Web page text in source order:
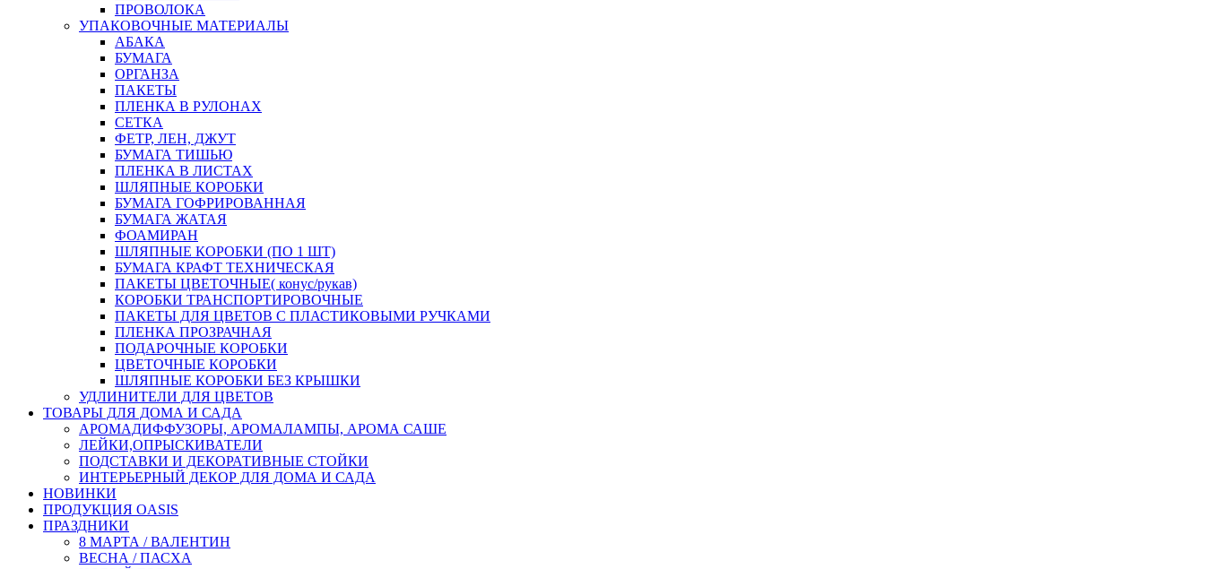
ПРОВОЛОКА
УПАКОВОЧНЫЕ МАТЕРИАЛЫ
АБАКА
БУМАГА
ОРГАНЗА
ПАКЕТЫ
ПЛЕНКА В РУЛОНАХ
СЕТКА
ФЕТР, ЛЕН, ДЖУТ
БУМАГА ТИШЬЮ
ПЛЕНКА В ЛИСТАХ
ШЛЯПНЫЕ КОРОБКИ
БУМАГА ГОФРИРОВАННАЯ
БУМАГА ЖАТАЯ
ФОАМИРАН
ШЛЯПНЫЕ КОРОБКИ (ПО 1 ШТ)
БУМАГА КРАФТ ТЕХНИЧЕСКАЯ
ПАКЕТЫ ЦВЕТОЧНЫЕ( конус/рукав)
КОРОБКИ ТРАНСПОРТИРОВОЧНЫЕ
ПАКЕТЫ ДЛЯ ЦВЕТОВ С ПЛАСТИКОВЫМИ РУЧКАМИ
ПЛЕНКА ПРОЗРАЧНАЯ
ПОДАРОЧНЫЕ КОРОБКИ
ЦВЕТОЧНЫЕ КОРОБКИ
ШЛЯПНЫЕ КОРОБКИ БЕЗ КРЫШКИ
УДЛИНИТЕЛИ ДЛЯ ЦВЕТОВ
ТОВАРЫ ДЛЯ ДОМА И САДА
АРОМАДИФФУЗОРЫ, АРОМАЛАМПЫ, АРОМА САШЕ
ЛЕЙКИ,ОПРЫСКИВАТЕЛИ
ПОДСТАВКИ И ДЕКОРАТИВНЫЕ СТОЙКИ
ИНТЕРЬЕРНЫЙ ДЕКОР ДЛЯ ДОМА И САДА
НОВИНКИ
ПРОДУКЦИЯ OASIS
ПРАЗДНИКИ
8 МАРТА / ВАЛЕНТИН
ВЕСНА / ПАСХА